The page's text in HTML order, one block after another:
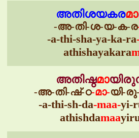
അതിശയകരമാ
-അ-തി-ശ-യ-ക-ര
-a-thi-sha-ya-ka-ra
athishayakara
അതിഷ്ഠമാ
-അ-തി-ഷ്-ഠ-മാ-യി-
-a-thi-sh-da-maa-yi-
athishdamaa